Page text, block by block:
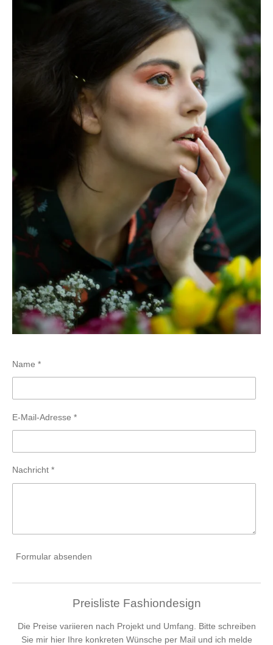
Name *
E-Mail-Adresse *
Nachricht *
Formular absenden
Preisliste Fashiondesign
Die Preise variieren nach Projekt und Umfang. Bitte schreiben
Sie mir hier Ihre konkreten Wünsche per Mail und ich melde